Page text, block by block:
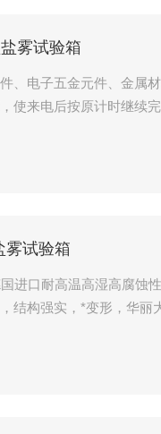
雾试验箱
、电子五金元件、金属
使来电后按原计时继续
雾试验箱
进口耐高温高湿高腐蚀
结构强实，*变形，华丽